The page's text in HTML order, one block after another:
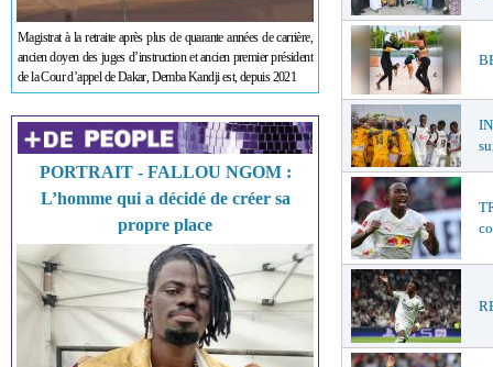
Magistrat à la retraite après plus de quarante années de carrière,
ancien doyen des juges d’instruction et ancien premier président
de la Cour d’appel de Dakar, Demba Kandji est, depuis 2021
PORTRAIT - FALLOU NGOM :
L’homme qui a décidé de créer sa
propre place